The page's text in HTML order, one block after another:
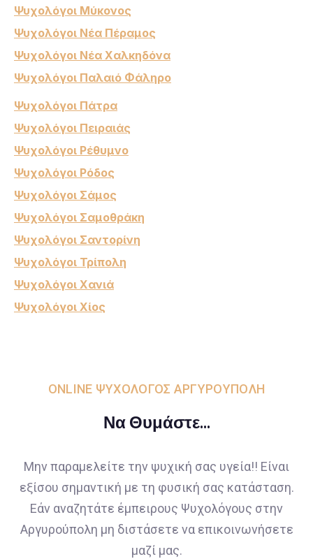
Ψυχολόγοι Μύκονος
Ψυχολόγοι Νέα Πέραμος
Ψυχολόγοι Νέα Χαλκηδόνα
Ψυχολόγοι Παλαιό Φάληρο
Ψυχολόγοι Πάτρα
Ψυχολόγοι Πειραιάς
Ψυχολόγοι Ρέθυμνο
Ψυχολόγοι Ρόδος
Ψυχολόγοι Σάμος
Ψυχολόγοι Σαμοθράκη
Ψυχολόγοι Σαντορίνη
Ψυχολόγοι Τρίπολη
Ψυχολόγοι Χανιά
Ψυχολόγοι Χίος
ONLINE ΨΥΧΟΛΟΓΟΣ ΑΡΓΥΡΟΥΠΟΛΗ
Να Θυμάστε...
Μην παραμελείτε την ψυχική σας υγεία!! Είναι
εξίσου σημαντική με τη φυσική σας κατάσταση.
Εάν αναζητάτε έμπειρους Ψυχολόγους στην
Αργυρούπολη μη διστάσετε να επικοινωνήσετε
μαζί μας.